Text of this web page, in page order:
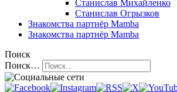
Станислав Михайленко
Станислав Огрызков
Знакомства партнёр Mamba
Знакомства партнёр Mamba
Поиск
Поиск…